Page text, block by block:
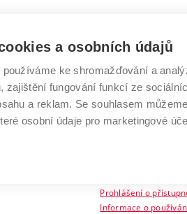
VYSOKÉ UČENÍ
Antonínská 548/1
602 00 Brno
Prohlášení o
Informace o
a osobních údajů
používáme ke shromažďování a
zajištění fungování funkcí ze
a reklam. Se souhlasem
osobní údaje pro marketingové